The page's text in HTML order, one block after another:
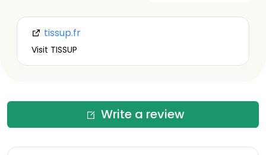
tissup.fr
Visit TISSUP
Write a review